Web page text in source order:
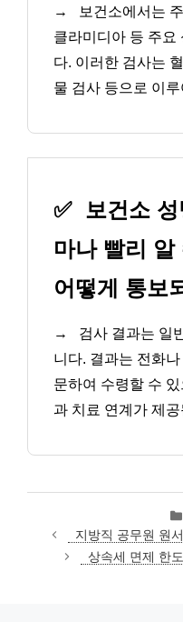
→
보건소에서는
클라미디아 등 주요
다. 이러한 검사는
물 검사 등으로 이
✅ 보건소
마나 빨리
어떻게 통보
→
검사 결과는 일
니다. 결과는 전화
문하여 수령할 수
과 치료 연계가 제공
지방직 공무원 원
상속세 면제 한